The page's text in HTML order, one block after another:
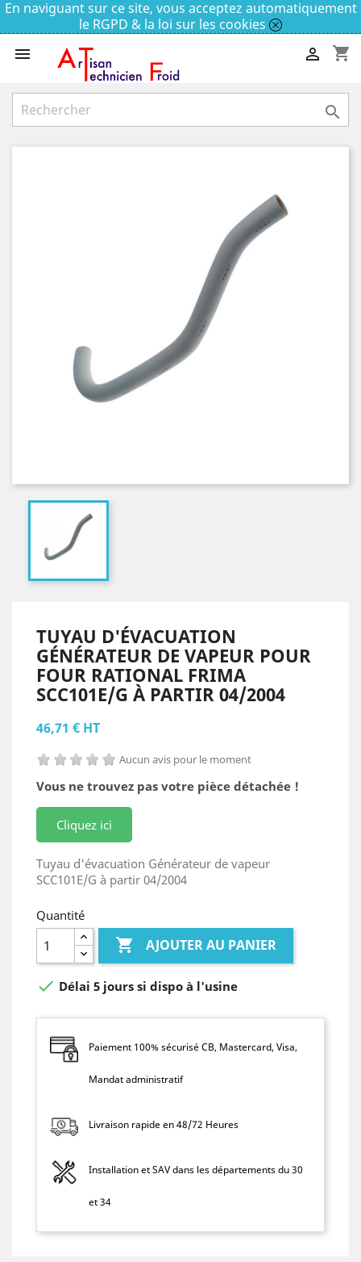
En naviguant sur ce site, vous acceptez automatiquement
le RGPD & la loi sur les cookies
 shopping_cart


TUYAU D'ÉVACUATION
GÉNÉRATEUR DE VAPEUR POUR
FOUR RATIONAL FRIMA
SCC101E/G À PARTIR 04/2004
46,71 € HT
Aucun avis pour le moment
Vous ne trouvez pas votre pièce détachée !
Cliquez ici
Tuyau d'évacuation Générateur de vapeur
SCC101E/G à partir 04/2004
Quantité
 AJOUTER AU PANIER
 Délai 5 jours si dispo à l'usine
Paiement 100% sécurisé CB, Mastercard, Visa,
Mandat administratif
Livraison rapide en 48/72 Heures
Installation et SAV dans les départements du 30
et 34